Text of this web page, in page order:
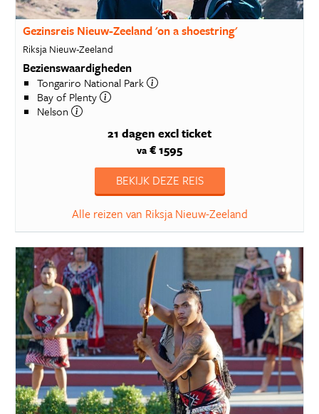
Gezinsreis Nieuw-Zeeland 'on a shoestring'
Riksja Nieuw-Zeeland
Bezienswaardigheden
Tongariro National Park
Bay of Plenty
Nelson
21 dagen excl ticket
va € 1595
BEKIJK DEZE REIS
Alle reizen van Riksja Nieuw-Zeeland